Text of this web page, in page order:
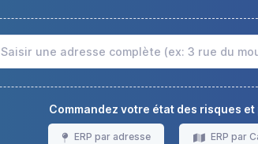
Commandez votre état des risques
ERP par adresse ERP par